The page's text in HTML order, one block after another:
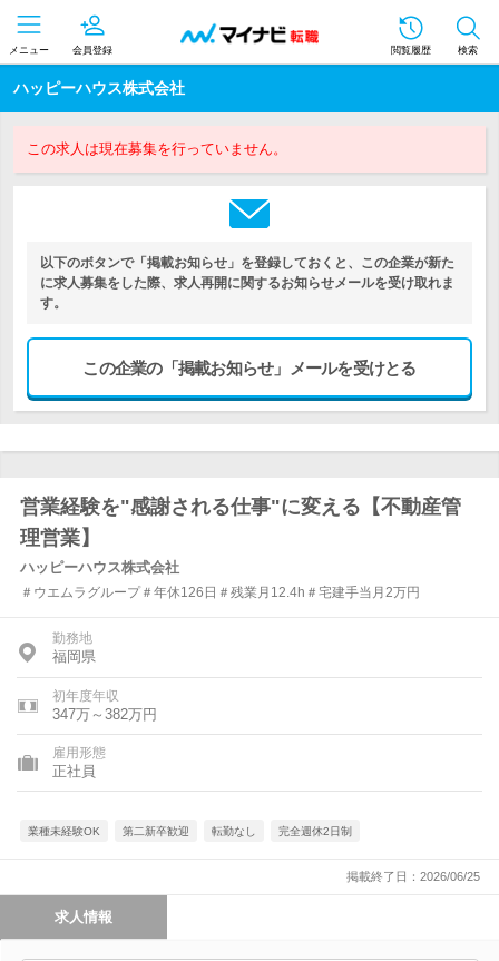
メニュー 会員登録 閲覧履歴 検索
ハッピーハウス株式会社
この求人は現在募集を行っていません。
以下のボタンで「掲載お知らせ」を登録しておくと、この企業が新た
に求人募集をした際、求人再開に関するお知らせメールを受け取れま
す。
この企業の「掲載お知らせ」メールを受けとる
営業経験を"感謝される仕事"に変える【不動産管
理営業】
ハッピーハウス株式会社
＃ウエムラグループ＃年休126日＃残業月12.4h＃宅建手当月2万円
勤務地
福岡県
初年度年収
347万～382万円
雇用形態
正社員
業種未経験OK 第二新卒歓迎 転勤なし 完全週休2日制
掲載終了日：2026/06/25
求人情報